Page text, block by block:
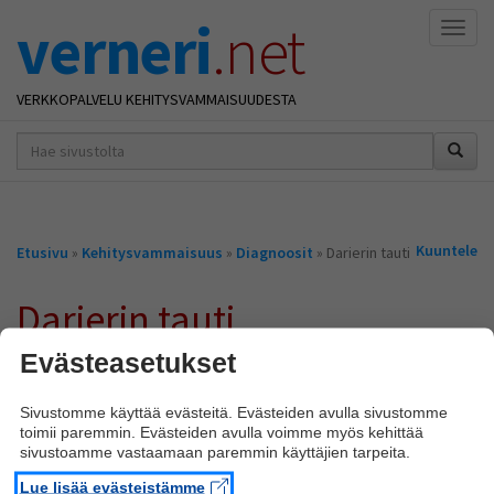
verneri.net
VERKKOPALVELU KEHITYSVAMMAISUUDESTA
hakusana(t)
Olet
Etusivu » Kehitysvammaisuus » Diagnoosit » Darierin tauti Kuuntele
Darierin tauti
Darierin tauti on hyvin harvinainen ihosairaus. Siihen voi liittyä myös
Lisätietoa
(www.terveyskirjasto.fi)
Evästeasetukset
Sivustomme käyttää evästeitä. Evästeiden avulla sivustomme
toimii paremmin. Evästeiden avulla voimme myös kehittää
sivustoamme vastaamaan paremmin käyttäjien tarpeita.
Lue lisää evästeistämme